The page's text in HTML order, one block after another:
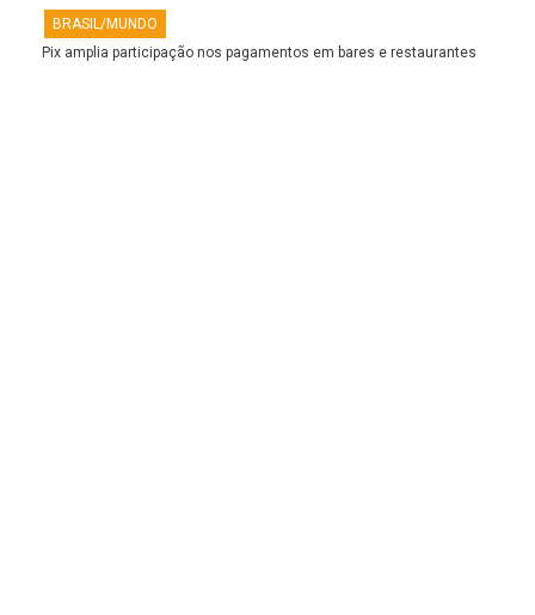
BRASIL/MUNDO
Pix amplia participação nos pagamentos em bares e restaurantes